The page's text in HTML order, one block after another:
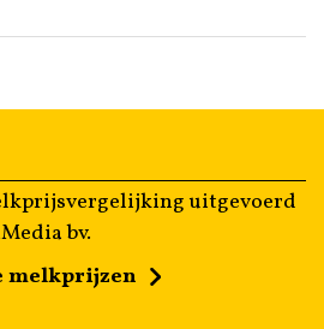
uitgevoerd
bv.
melkprijzen